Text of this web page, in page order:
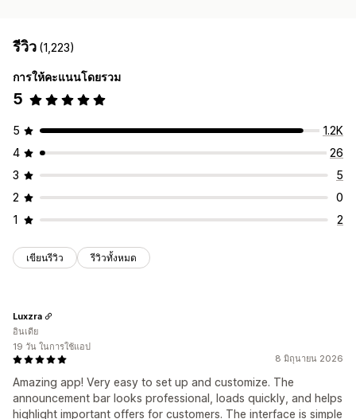
รีวิว (1,223)
การให้คะแนนโดยรวม
5
5
1.2K
4
26
3
5
2
0
1
2
เขียนรีวิว รีวิวทั้งหมด
8 มิถุนายน 2026
Amazing app! Very easy to set up and customize. The
announcement bar looks professional, loads quickly, and helps
highlight important offers for customers. The interface is simple
Luxzra
อินเดีย
19 วัน ในการใช้แอป